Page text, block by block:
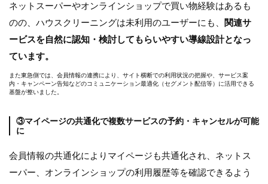
ネットスーパーやオンラインショップで買い物経験はあるも
のの、ハウスクリーニングは未利用のユーザーにも、
関連サ
ービスを自然に認知・検討してもらいやすい導線設計となっ
ています。
また東急側では、会員情報の連携により、サイト横断での利用状況の把握や、サービス案
内・キャンペーン告知などのコミュニケーション最適化（セグメント配信等）に活用できる
基盤が整いました。
③マイページの共通化で複数サービスの予約・キャンセルが可能
に
会員情報の共通化によりマイページも共通化され、ネットス
ーパー、オンラインショップの利用履歴等を確認できるよう